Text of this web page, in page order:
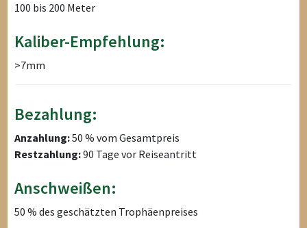
100 bis 200 Meter
Kaliber-Empfehlung:
>7mm
Bezahlung:
Anzahlung:50 % vom Gesamtpreis
Restzahlung:90 Tage vor Reiseantritt
Anschweißen:
50 % des geschätzten Trophäenpreises